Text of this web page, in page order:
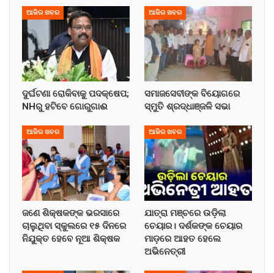
ଆଜିର ଖବର
ଦୁର୍ଘଟଣା ରୋକିବାକୁ ପଦକ୍ଷେପ;
NHରୁ ହଟିବେ ଗୋରୁଗାଈ
ଆଜିର ଖବର
ସମାଜସେବୀଙ୍କ ବିୟୋଗରେ
ସ୍ମୁତି ଶ୍ରଦ୍ଧାଞ୍ଜଳି ସଭା
ଆଜିର ଖବର
ଜଣେ ଶିକ୍ଷକଙ୍କ ଭରସାରେ
ଚାଲୁଥିବା ସ୍କୁଲରେ ୧୫ ଦିନରେ
ନିଯୁକ୍ତ ହେବେ ନୂଆ ଶିକ୍ଷକ
ଆଜିର ଖବର
ଯାତ୍ରା ମଞ୍ଚରେ ଉଡ଼ିଲା
ଚେୟାର। ଦର୍ଶକଙ୍କ ଚେୟାର
ମାଡ଼ରେ ଆହତ ହେଲେ
ଅଭିନେତ୍ରୀ